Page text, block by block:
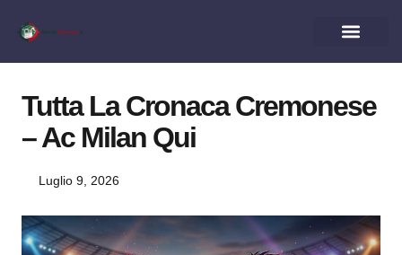
Tutta La Cronaca Cremonese
– Ac Milan Qui
Luglio 9, 2026